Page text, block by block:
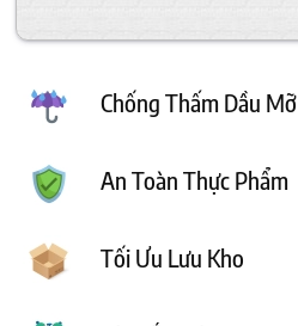
Chống Thấm Dầu Mỡ
An Toàn Thực Phẩm
Tối Ưu Lưu Kho